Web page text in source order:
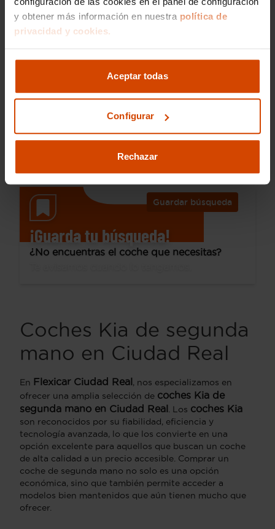
y obtener más información en nuestra política de
privacidad y cookies.
Aceptar todas
Configurar
Rechazar
15.790 €
1.6 MHEV GT Line Xtreme 136CV DCT 4X2
Híbrido no enchufable
Automática
Guardar búsqueda
¡Guarda tu búsqueda!
¿No encuentras el coche que necesitas?
Coches Kia de segunda
mano en Ciudad Real
En Flexicar Ciudad Real, nos especializamos en
ofrecer una amplia selección de coches Kia de
segunda mano en Ciudad Real . Los coches Kia
son reconocidos por su fiabilidad, eficiencia y
tecnología avanzada, lo que los convierte en una
opción excelente para aquellos que buscan un coche
de alta calidad a un precio accesible. Comprar un
coche de segunda mano no solo es una opción
económica, sino que también permite acceder a
modelos bien mantenidos que aún tienen mucho que
ofrecer.